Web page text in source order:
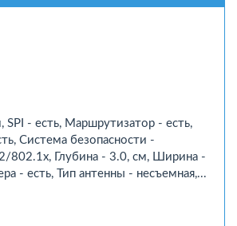
SPI - есть, Маршрутизатор - есть,
Система безопасности -
802.1x, Глубина - 3.0, см, Ширина -
- есть, Тип антенны - несъемная,...